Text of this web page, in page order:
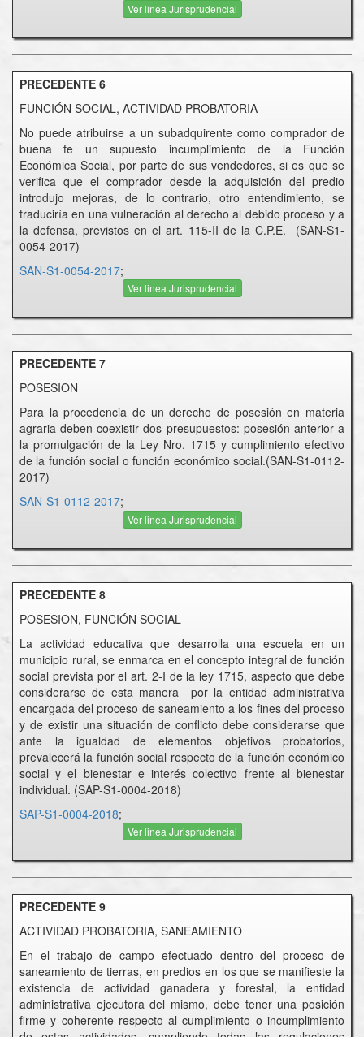
Ver linea Jurisprudencial
PRECEDENTE 6
FUNCIÓN SOCIAL, ACTIVIDAD PROBATORIA
No puede atribuirse a un subadquirente como comprador de
buena fe un supuesto incumplimiento de la Función
Económica Social, por parte de sus vendedores, si es que se
verifica que el comprador desde la adquisición del predio
introdujo mejoras, de lo contrario, otro entendimiento, se
traduciría en una vulneración al derecho al debido proceso y a
la defensa, previstos en el art. 115-II de la C.P.E. (SAN-S1-
0054-2017)
SAN-S1-0054-2017;
Ver linea Jurisprudencial
PRECEDENTE 7
POSESION
Para la procedencia de un derecho de posesión en materia
agraria deben coexistir dos presupuestos: posesión anterior a
la promulgación de la Ley Nro. 1715 y cumplimiento efectivo
de la función social o función económico social.(SAN-S1-0112-
2017)
SAN-S1-0112-2017;
Ver linea Jurisprudencial
PRECEDENTE 8
POSESION, FUNCIÓN SOCIAL
La actividad educativa que desarrolla una escuela en un
municipio rural, se enmarca en el concepto integral de función
social prevista por el art. 2-I de la ley 1715, aspecto que debe
considerarse de esta manera por la entidad administrativa
encargada del proceso de saneamiento a los fines del proceso
y de existir una situación de conflicto debe considerarse que
ante la igualdad de elementos objetivos probatorios,
prevalecerá la función social respecto de la función económico
social y el bienestar e interés colectivo frente al bienestar
individual. (SAP-S1-0004-2018)
SAP-S1-0004-2018;
Ver linea Jurisprudencial
PRECEDENTE 9
ACTIVIDAD PROBATORIA, SANEAMIENTO
En el trabajo de campo efectuado dentro del proceso de
saneamiento de tierras, en predios en los que se manifieste la
existencia de actividad ganadera y forestal, la entidad
administrativa ejecutora del mismo, debe tener una posición
firme y coherente respecto al cumplimiento o incumplimiento